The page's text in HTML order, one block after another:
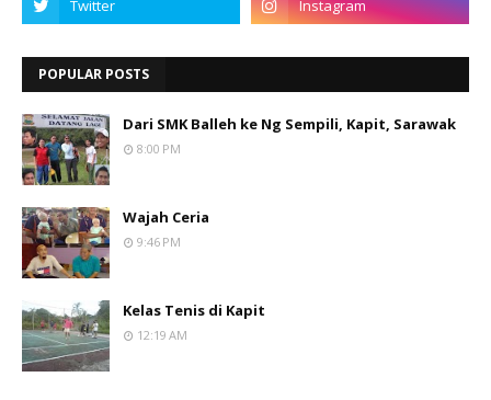
POPULAR POSTS
Dari SMK Balleh ke Ng Sempili, Kapit, Sarawak
8:00 PM
Wajah Ceria
9:46 PM
Kelas Tenis di Kapit
12:19 AM